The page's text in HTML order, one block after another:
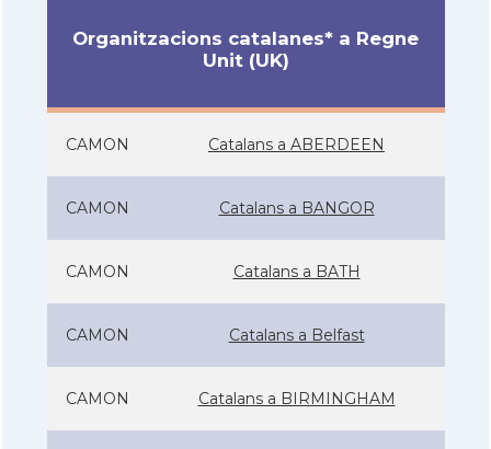
Organitzacions catalanes* a Regne
Unit (UK)
CAMON Catalans a ABERDEEN
CAMON Catalans a BANGOR
CAMON Catalans a BATH
CAMON Catalans a Belfast
CAMON Catalans a BIRMINGHAM